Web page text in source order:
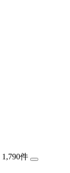
1,790件